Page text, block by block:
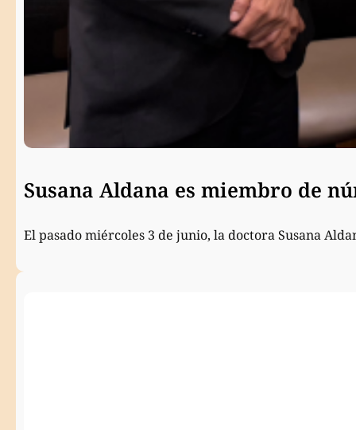
Susana Aldana es miembro de
El pasado miércoles 3 de junio, la doctora Susana